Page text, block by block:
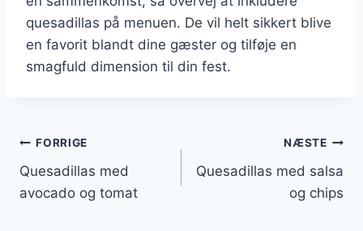
quesadillas på menuen. De vil helt sikkert blive
en favorit blandt dine gæster og tilføje en
smagfuld dimension til din fest.
Indlægsnavigation
FORRIGE
Quesadillas med
avocado og tomat
NÆSTE
Quesadillas med salsa
og chips